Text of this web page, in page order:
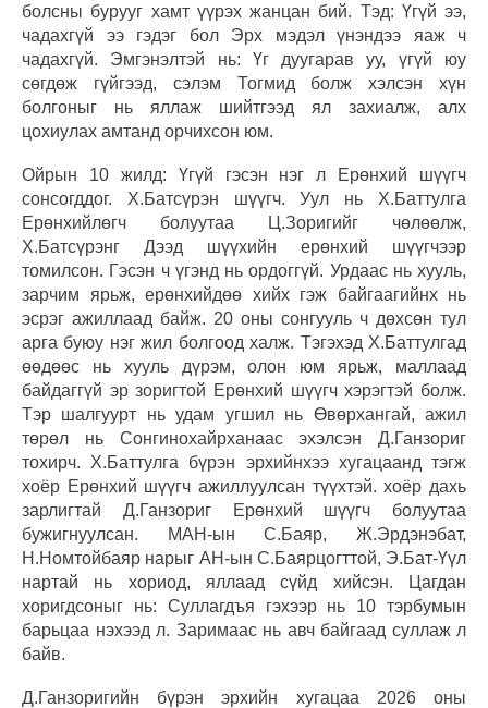
болсны бурууг хамт үүрэх жанцан бий. Тэд: Үгүй ээ,
чадахгүй ээ гэдэг бол Эрх мэдэл үнэндээ яаж ч
чадахгүй. Эмгэнэлтэй нь: Үг дуугарав уу, үгүй юу
сөгдөж гүйгээд, сэлэм Тогмид болж хэлсэн хүн
болгоныг нь яллаж шийтгээд ял захиалж, алх
цохиулах амтанд орчихсон юм.
Ойрын 10 жилд: Үгүй гэсэн нэг л Ерөнхий шүүгч
сонсогддог. Х.Батсүрэн шүүгч. Уул нь Х.Баттулга
Ерөнхийлөгч болуутаа Ц.Зоригийг чөлөөлж,
Х.Батсүрэнг Дээд шүүхийн ерөнхий шүүгчээр
томилсон. Гэсэн ч үгэнд нь ордоггүй. Урдаас нь хууль,
зарчим ярьж, ерөнхийдөө хийх гэж байгаагийнх нь
эсрэг ажиллаад байж. 20 оны сонгууль ч дөхсөн тул
арга буюу нэг жил болгоод халж. Тэгэхэд Х.Баттулгад
өөдөөс нь хууль дүрэм, олон юм ярьж, маллаад
байдаггүй эр зоригтой Ерөнхий шүүгч хэрэгтэй болж.
Тэр шалгуурт нь удам угшил нь Өвөрхангай, ажил
төрөл нь Сонгинохайрханаас эхэлсэн Д.Ганзориг
тохирч. Х.Баттулга бүрэн эрхийнхээ хугацаанд тэгж
хоёр Ерөнхий шүүгч ажиллуулсан түүхтэй. хоёр дахь
зарлигтай Д.Ганзориг Ерөнхий шүүгч болуутаа
бужигнуулсан. МАН-ын С.Баяр, Ж.Эрдэнэбат,
Н.Номтойбаяр нарыг АН-ын С.Баярцогттой, Э.Бат-Үүл
нартай нь хориод, яллаад сүйд хийсэн. Цагдан
хоригдсоныг нь: Суллагдъя гэхээр нь 10 тэрбумын
барьцаа нэхээд л. Заримаас нь авч байгаад суллаж л
байв.
Д.Ганзоригийн бүрэн эрхийн хугацаа 2026 оны